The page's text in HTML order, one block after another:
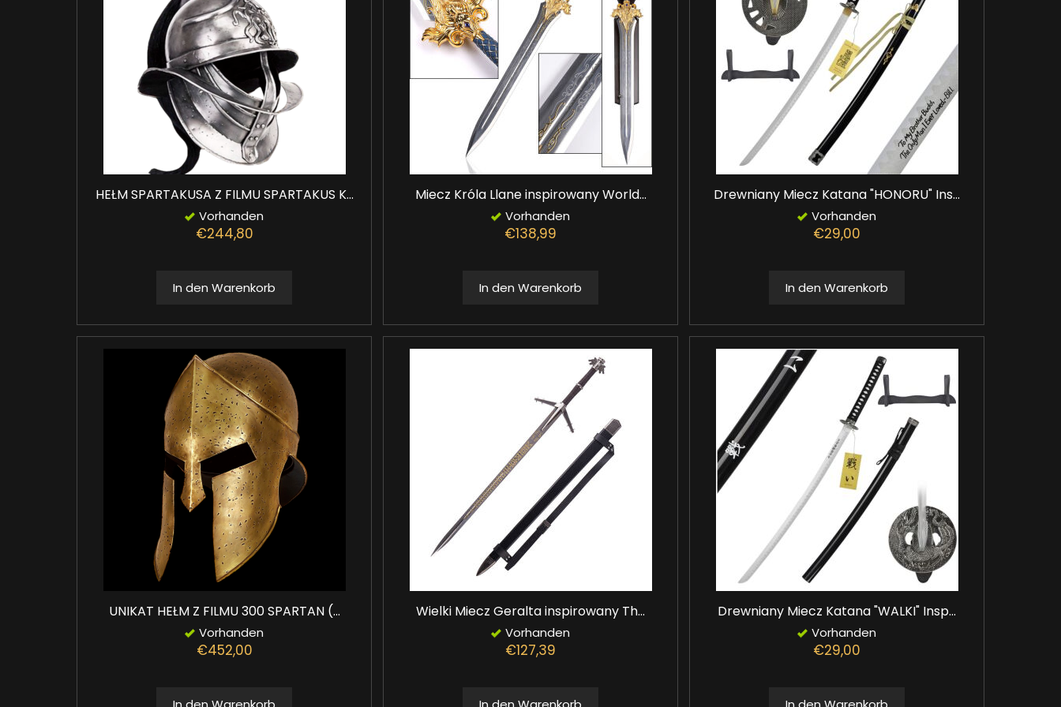
HEŁM SPARTAKUSA Z FILMU SPARTAKUS K...
Vorhanden
€244,80
In den Warenkorb
Miecz Króla Llane inspirowany World...
Vorhanden
€138,99
In den Warenkorb
Drewniany Miecz Katana "HONORU" Ins...
Vorhanden
€29,00
In den Warenkorb
UNIKAT HEŁM Z FILMU 300 SPARTAN (...
Vorhanden
€452,00
Wielki Miecz Geralta inspirowany Th...
Vorhanden
€127,39
Drewniany Miecz Katana "WALKI" Insp...
Vorhanden
€29,00